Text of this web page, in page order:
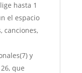
hasta 1
el espacio
canciones,
y
que